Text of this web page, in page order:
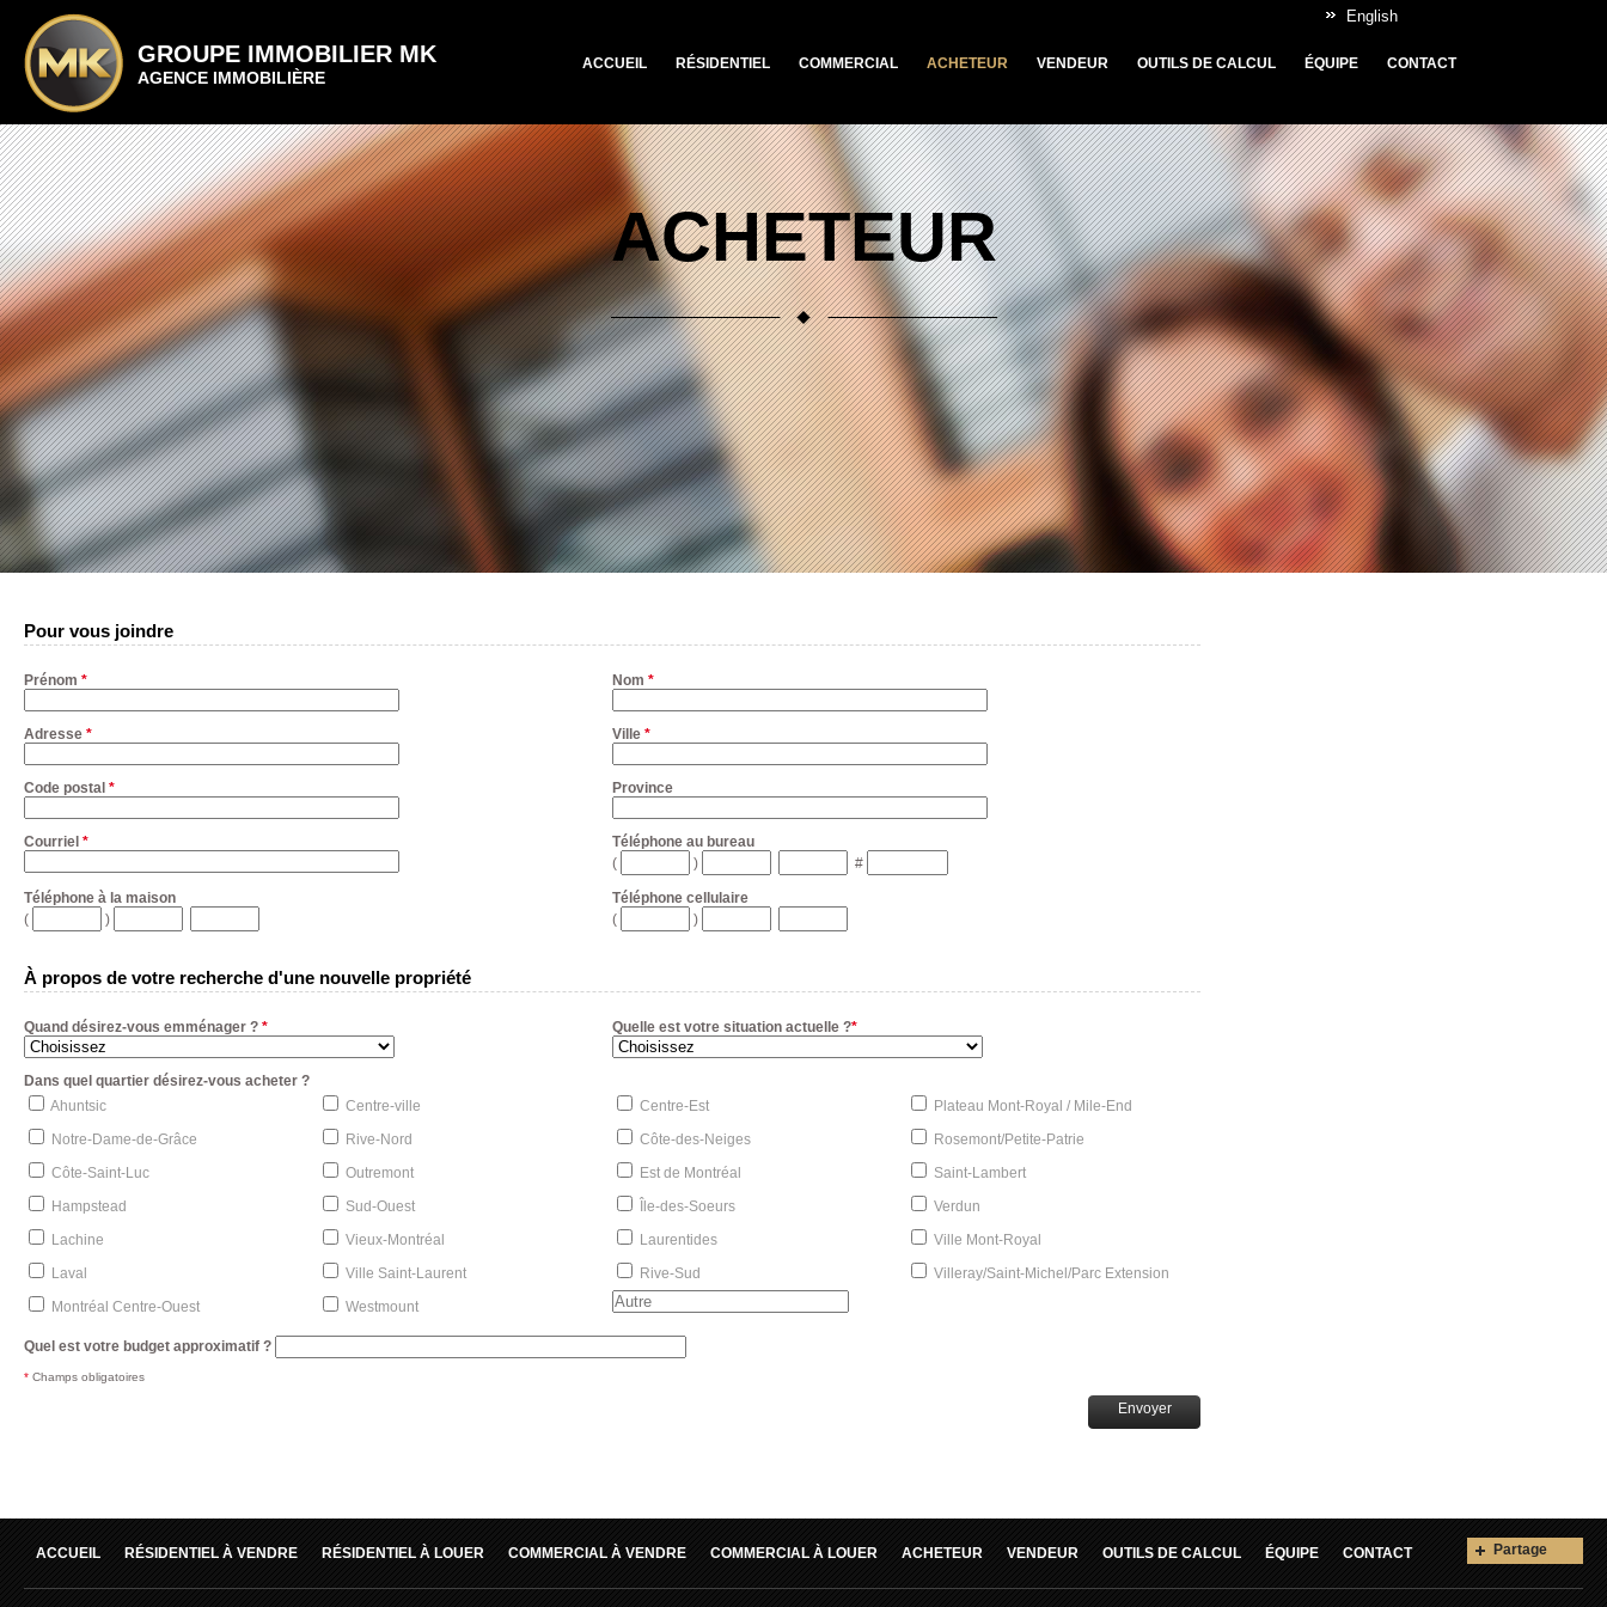
GROUPE IMMOBILIER MK
AGENCE IMMOBILIÈRE
English
ACCUEIL RÉSIDENTIEL COMMERCIAL ACHETEUR VENDEUR OUTILS DE CALCUL ÉQUIPE CONTACT
ACHETEUR
Pour vous joindre
Prénom * Nom *
Adresse * Ville *
Code postal * Province
Courriel *
Téléphone au bureau
(
) #
Téléphone à la maison
(
)
Téléphone cellulaire
(
)
À propos de votre recherche d'une nouvelle propriété
Quand désirez-vous emménager ? * Quelle est votre situation actuelle ?*
Dans quel quartier désirez-vous acheter ?
Ahuntsic
Centre-ville Centre-Est
Plateau Mont-Royal / Mile-End
Notre-Dame-de-Grâce
Rive-Nord Côte-des-Neiges
Rosemont/Petite-Patrie
Côte-Saint-Luc
Outremont Est de Montréal
Saint-Lambert
Hampstead
Sud-Ouest Île-des-Soeurs
Verdun
Lachine
Vieux-Montréal Laurentides
Ville Mont-Royal
Laval
Ville Saint-Laurent Rive-Sud
Villeray/Saint-Michel/Parc Extension
Montréal Centre-Ouest
Westmount
Quel est votre budget approximatif ?
* Champs obligatoires
Envoyer
ACCUEIL RÉSIDENTIEL À VENDRE RÉSIDENTIEL À LOUER COMMERCIAL À VENDRE COMMERCIAL À LOUER ACHETEUR VENDEUR OUTILS DE CALCUL ÉQUIPE CONTACT Partage